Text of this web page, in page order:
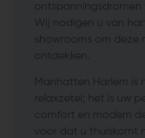
ontspanningsdromen
Wij nodigen u van
showrooms om deze
ontdekken.
Manhatten Harlem is
relaxzetel; het is uw
comfort en modern
voor dat u thuiskomt